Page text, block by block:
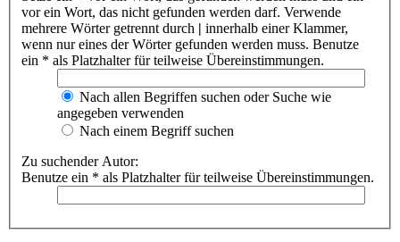
vor ein Wort, das nicht gefunden werden darf. Verwende
mehrere Wörter getrennt durch | innerhalb einer Klammer,
wenn nur eines der Wörter gefunden werden muss. Benutze
ein * als Platzhalter für teilweise Übereinstimmungen.
Nach allen Begriffen suchen oder Suche wie
angegeben verwenden
Nach einem Begriff suchen
Zu suchender Autor:
Benutze ein * als Platzhalter für teilweise Übereinstimmungen.